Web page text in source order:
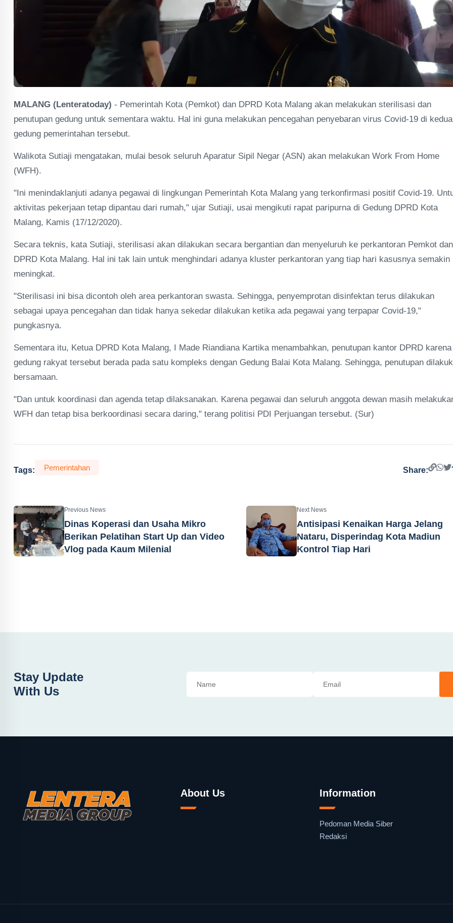
MALANG (Lenteratoday) - Pemerintah Kota (Pemkot) dan DPRD Kota Malang akan melakukan sterilisasi dan
penutupan gedung untuk sementara waktu. Hal ini guna melakukan pencegahan penyebaran virus Covid-19 di kedua
gedung pemerintahan tersebut.
Walikota Sutiaji mengatakan, mulai besok seluruh Aparatur Sipil Negar (ASN) akan melakukan Work From Home
(WFH).
"Ini menindaklanjuti adanya pegawai di lingkungan Pemerintah Kota Malang yang terkonfirmasi positif Covid-19.
aktivitas pekerjaan tetap dipantau dari rumah," ujar Sutiaji, usai mengikuti rapat paripurna di Gedung DPRD Kota
Malang, Kamis (17/12/2020).
Secara teknis, kata Sutiaji, sterilisasi akan dilakukan secara bergantian dan menyeluruh ke perkantoran Pemkot dan
DPRD Kota Malang. Hal ini tak lain untuk menghindari adanya kluster perkantoran yang tiap hari kasusnya semakin
meningkat.
"Sterilisasi ini bisa dicontoh oleh area perkantoran swasta. Sehingga, penyemprotan disinfektan terus dilakukan
sebagai upaya pencegahan dan tidak hanya sekedar dilakukan ketika ada pegawai yang terpapar Covid-19,"
pungkasnya.
Sementara itu, Ketua DPRD Kota Malang, I Made Riandiana Kartika menambahkan, penutupan kantor DPRD karena
gedung rakyat tersebut berada pada satu kompleks dengan Gedung Balai Kota Malang. Sehingga, penutupan
bersamaan.
"Dan untuk koordinasi dan agenda tetap dilaksanakan. Karena pegawai dan seluruh anggota dewan masih
WFH dan tetap bisa berkoordinasi secara daring," terang politisi PDI Perjuangan tersebut. (Sur)
Tags: Pemerintahan Share:
Previous News
Dinas Koperasi dan Usaha Mikro
Berikan Pelatihan Start Up dan Video
Vlog pada Kaum Milenial
Next News
Antisipasi Kenaikan Harga Jelang
Nataru, Disperindag Kota Madiun
Kontrol Tiap Hari
Stay Update
With Us
About Us Information
Pedoman Media Siber
Redaksi